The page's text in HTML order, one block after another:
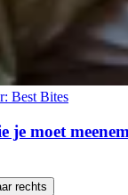
Best Bites
je moet
rechts